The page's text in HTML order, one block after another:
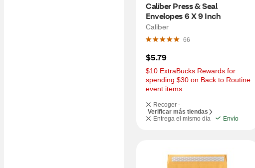
Caliber Press & Seal
Envelopes 6 X 9 Inch
Caliber
66
$5.79
$10 ExtraBucks Rewards for
spending $30 on Back to Routine
event items
Recoger -
Verificar más tiendas
Entrega el mismo día
Envío